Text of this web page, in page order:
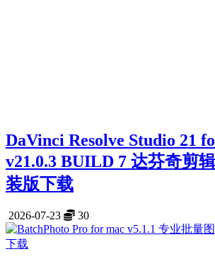
DaVinci Resolve Studio 21
v21.0.3 BUILD 7 达芬奇剪
装版下载
2026-07-23 30